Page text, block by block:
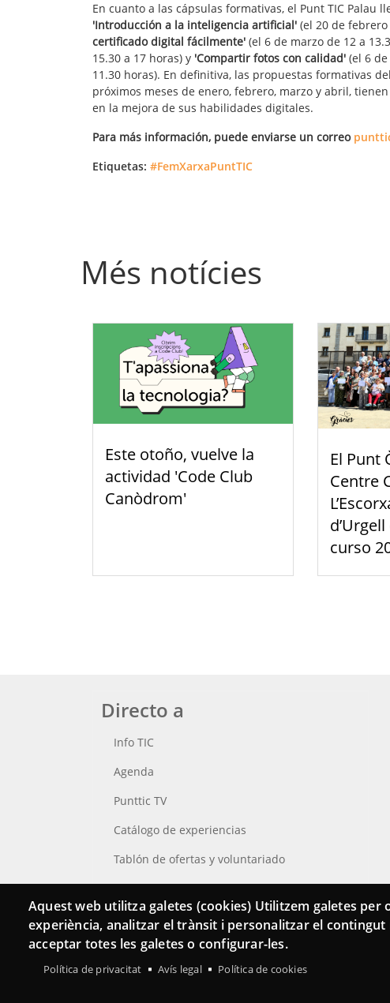
En cuanto a las cápsulas formativas, el Punt TIC Palau
'Introducción a la inteligencia artificial' (el 20 de febrero
certificado digital fácilmente' (el 6 de marzo de 12 a
15.30 a 17 horas) y 'Compartir fotos con calidad' (el 6
11.30 horas). En definitiva, las propuestas formativas
próximos meses de enero, febrero, marzo y abril,
en la mejora de sus habilidades digitales.
Para más información, puede enviarse un correo
Etiquetas: #FemXarxaPuntTIC
Més notícies
Este otoño, vuelve la
actividad 'Code Club
Canòdrom'
El Punt
Centre
curso
Directo a
Info TIC
Agenda
Punttic TV
Catálogo de experiencias
Tablón de ofertas y voluntariado
Busca tu Punt TIC
Aquest web utilitza galetes (cookies) Utilitzem galetes
experiència, analitzar el trànsit i personalitzar el contingut
acceptar totes les galetes o configurar-les.
Política de privacitat Avís legal Política de cookies